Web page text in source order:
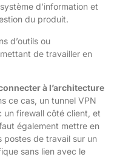
d’information et
du produit.
d’outils ou
de travailler en
à l’architecture
ce cas, un tunnel VPN
un firewall côté client, et
également mettre en
postes de travail sur un
sans lien avec le